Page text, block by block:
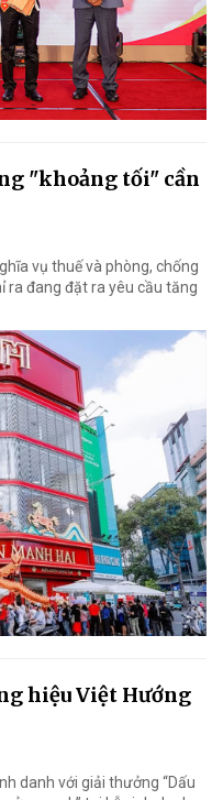
"khoảng tối" cần
vụ thuế và phòng, chống
ra đang đặt ra yêu cầu tăng
hiệu Việt Hướng
danh với giải thưởng “Dấu